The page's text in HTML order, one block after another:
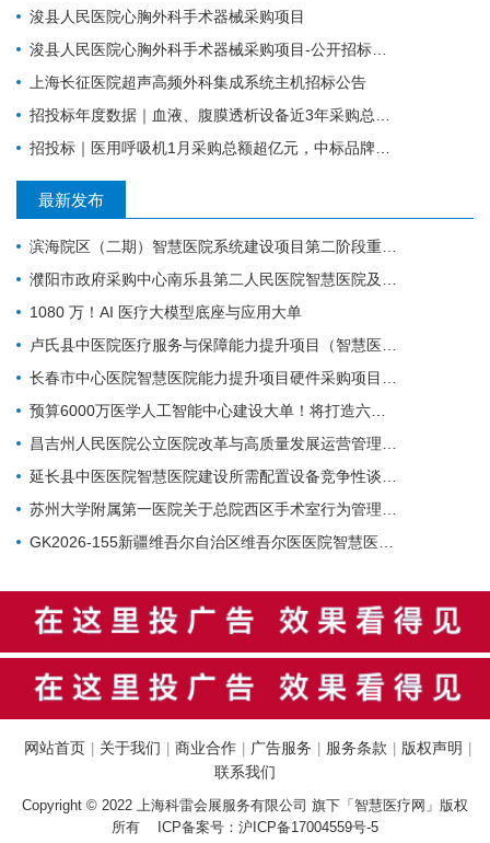
浚县人民医院心胸外科手术器械采购项目
浚县人民医院心胸外科手术器械采购项目-公开招标公告
上海长征医院超声高频外科集成系统主机招标公告
招投标年度数据｜血液、腹膜透析设备近3年采购总额38.7亿元，年均增长约4亿元
招投标｜医用呼吸机1月采购总额超亿元，中标品牌达45家
最新发布
滨海院区（二期）智慧医院系统建设项目第二阶段重症、麻醉建设公开招标招标公告
濮阳市政府采购中心南乐县第二人民医院智慧医院及医疗设备采购项目（二次）公开招标公告
1080 万！AI 医疗大模型底座与应用大单
卢氏县中医院医疗服务与保障能力提升项目（智慧医院信息平台升级改造）第一批项目-流标公告
长春市中心医院智慧医院能力提升项目硬件采购项目招标公告
预算6000万医学人工智能中心建设大单！将打造六大核心体系
昌吉州人民医院公立医院改革与高质量发展运营管理-智慧医院-城南院区手术室智能行为管理系统项目公开招标公告
延长县中医医院智慧医院建设所需配置设备竞争性谈判公告
苏州大学附属第一医院关于总院西区手术室行为管理系统的招标公告
GK2026-155新疆维吾尔自治区维吾尔医医院智慧医院建设项目公开招标公告
网站首页 关于我们 商业合作 广告服务 服务条款 版权声明
联系我们
Copyright © 2022 上海科雷会展服务有限公司 旗下「智慧医疗网」版权
所有 ICP备案号： 沪ICP备17004559号-5